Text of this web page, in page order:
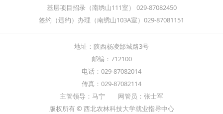
基层项目招录（南绣山111室） 029-87082450
签约（违约）办理（南绣山103A室）029-87081151
地址：陕西杨凌邰城路3号
邮编：712100
电话：029-87082014
传真：029-87082114
主管领导：马宁 网管员：张士军
版权所有 © 西北农林科技大学就业指导中心